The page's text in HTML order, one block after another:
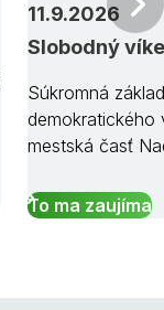
Slobodný
11.9.2026
Súkromná
demokratického
mestská časť
To ma zaujíma